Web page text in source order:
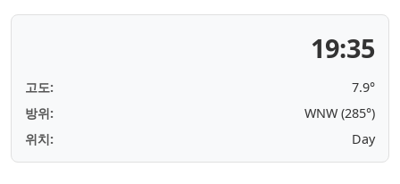
19:35
고도:
7.9°
방위:
WNW (285°)
위치:
Day